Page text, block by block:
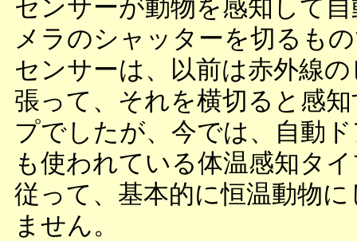
センサーが動物を感知して
メラのシャッターを切るも
センサーは、以前は赤外線
張って、それを横切ると感
プでしたが、今では、自動
も使われている体温感知タ
従って、基本的に恒温動物
ません。